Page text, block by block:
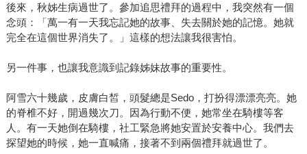
後來，秋姊生病過世了。參加追思禮拜的過程中，我突然有一個
念頭：「萬一有一天我忘記她的故事、失去關於她的記憶。她就
完全在這個世界消失了。」這樣的想法讓我很害怕。
另一件事，也讓我意識到記錄姊妹故事的重要性。
阿雪六十幾歲，皮膚白皙，頭髮總是Sedo，打扮得漂漂亮亮。她
的脊椎不好，開過幾次刀。因為行動不便，她常坐在騎樓等客
人。有一天她倒在騎樓，社工緊急將她安置於安養中心。我們去
探望她的時候，她一直喊痛，接著不到兩個禮拜就過世了。